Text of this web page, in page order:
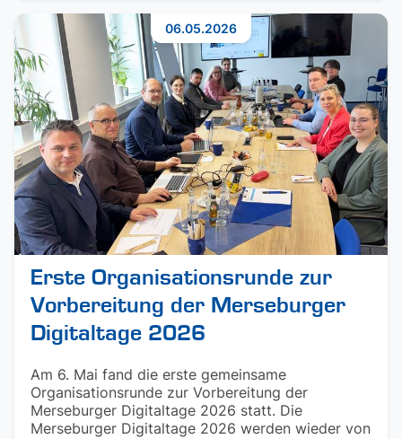
Erste Organisationsrunde zur
Vorbereitung der Merseburger
Digitaltage 2026
Am 6. Mai fand die erste gemeinsame
Organisationsrunde zur Vorbereitung der
Merseburger Digitaltage 2026 statt. Die
Merseburger Digitaltage 2026 werden wieder von
06.05.2026